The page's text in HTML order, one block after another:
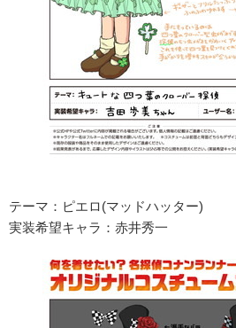
テーマ：ピエロ(マッドハッター)
実装希望キャラ：赤井秀一